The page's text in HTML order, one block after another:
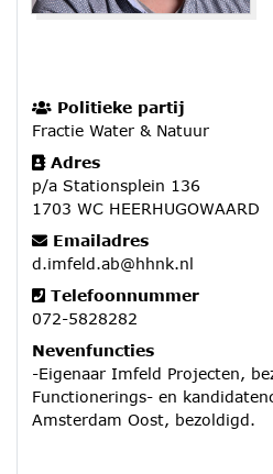
Politieke partij
Fractie Water & Natuur
Adres
p/a Stationsplein 136
1703 WC HEERHUGOWAARD
Emailadres
d.imfeld.ab@hhnk.nl
Telefoonnummer
072-5828282
Nevenfuncties
-Eigenaar Imfeld Projecten,
Functionerings- en
Amsterdam Oost, bezoldigd.